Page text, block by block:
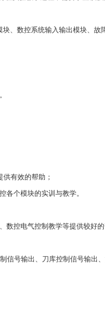
、数控系统输入输出模块、故
有效的帮助；
各个模块的实训与教学。
数控电气控制教学等提供较好的
号输出、刀库控制信号输出